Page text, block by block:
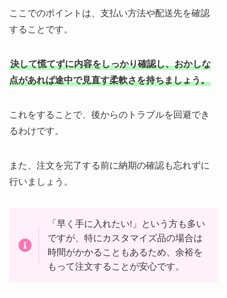
ここでのポイントは、支払い方法や配送先を確認
することです。
決して慌てずに内容をしっかり確認し、おかしな
点があれば途中で見直す柔軟さを持ちましょう。
これをすることで、後からのトラブルを回避でき
るわけです。
また、注文を完了する前に納期の確認も忘れずに
行いましょう。
「早く手に入れたい!」という方も多い
ですが、特にカスタマイズ品の場合は
時間がかかることもあるため、余裕を
もって注文することが安心です。